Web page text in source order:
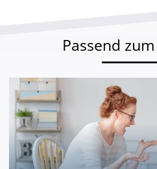
Passend